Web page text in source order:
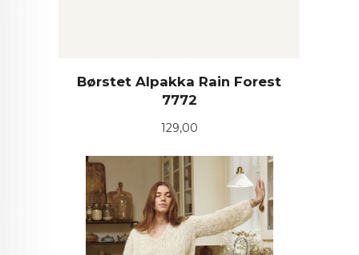
Børstet Alpakka Rain Forest
7772
Pris
129,00